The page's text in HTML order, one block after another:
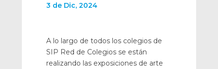
3 de Dic, 2024
A lo largo de todos los colegios de
SIP Red de Colegios se están
realizando las exposiciones de arte